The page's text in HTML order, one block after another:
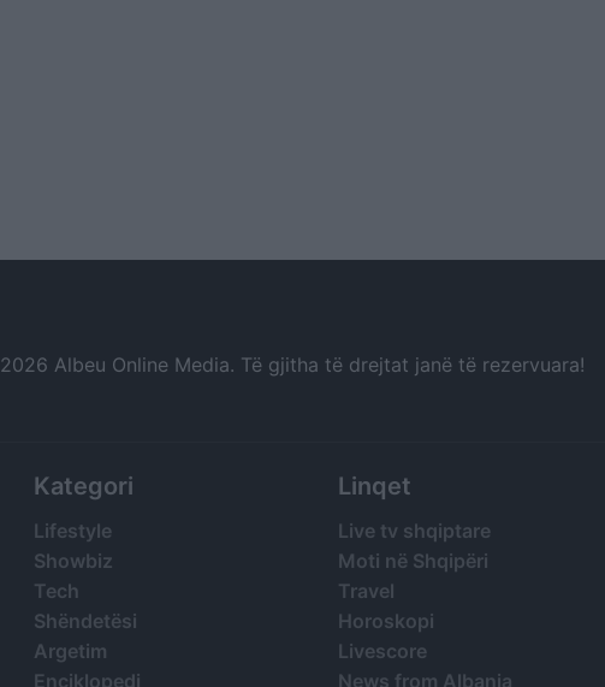
2026 Albeu Online Media. Të gjitha të drejtat janë të rezervuara!
Kategori
Lifestyle
Showbiz
Tech
Shëndetësi
Argetim
Enciklopedi
Linqet
Live tv shqiptare
Moti në Shqipëri
Travel
Horoskopi
Livescore
News from Albania